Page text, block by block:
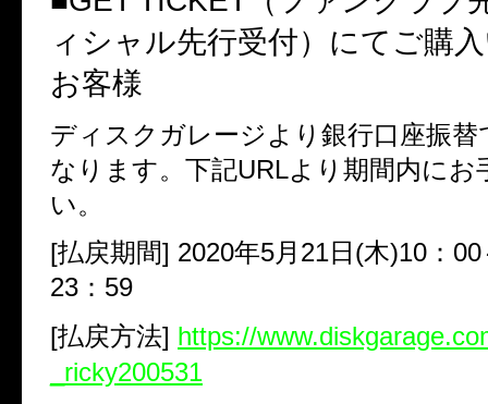
ィシャル先行受付）にてご購
お客様
ディスクガレージより銀行口座振替
なります。下記URLより期間内にお
い。
[払戻期間] 2020年5月 21日 (木)10 ： 00
23 ： 59
[払戻方法] https://
_ricky200531